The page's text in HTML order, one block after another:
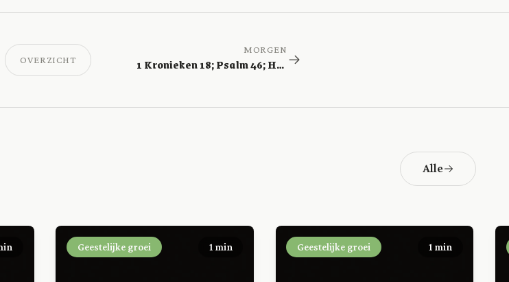
OVERZICHT
MORGEN
1 Kronieken 18; Psalm 46; Handelingen 7
Alle
Geestelijke groei 1 min Geestelijke groei 1 min